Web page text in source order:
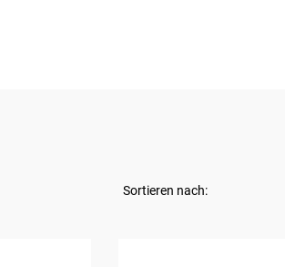
Sortieren nach: